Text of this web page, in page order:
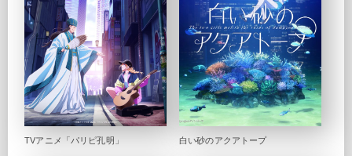
TVアニメ「パリピ孔明」 白い砂のアクアトープ